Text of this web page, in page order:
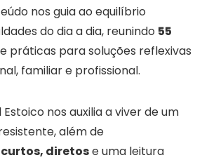
nos guia ao equilíbrio
do dia a dia, reunindo 55
e práticas para soluções reflexivas
familiar e profissional.
nos auxilia a viver de um
além de
diretose uma leitura